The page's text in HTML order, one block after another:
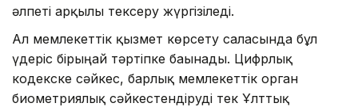
әлпеті арқылы тексеру жүргізіледі.
Ал мемлекеттік қызмет көрсету саласында бұл
үдеріс бірыңғай тәртіпке бағынады. Цифрлық
кодекске сәйкес, барлық мемлекеттік орган
биометриялық сәйкестендіруді тек Ұлттық